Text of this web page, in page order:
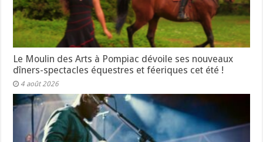
Le Moulin des Arts à Pompiac dévoile ses nouveaux
dîners-spectacles équestres et féeriques cet été !
4 août 2026